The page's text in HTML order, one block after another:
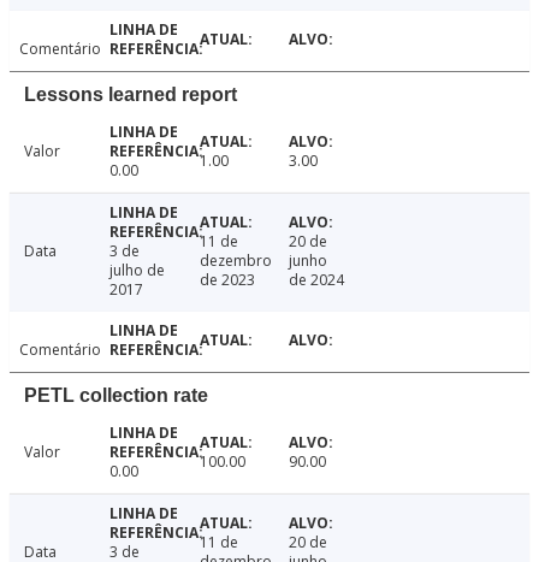
Comentário
Lessons learned report
Valor
0.00
1.00 3.00
Data
3 de
julho de
2017
11 de
dezembro
de 2023
20 de
junho
de 2024
Comentário
PETL collection rate
Valor
0.00
100.00 90.00
Data
3 de
11 de
20 de